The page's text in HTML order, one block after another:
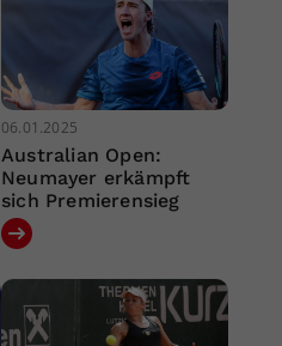
06.01.2025
Australian Open:
Neumayer erkämpft
sich Premierensieg